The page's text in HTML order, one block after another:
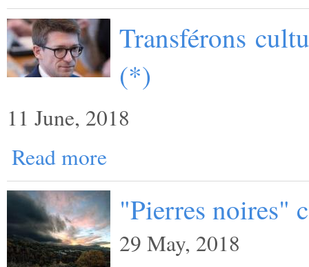
Transférons
(*)
11 June, 2018
Read more
"Pierres noires"
29 May, 2018